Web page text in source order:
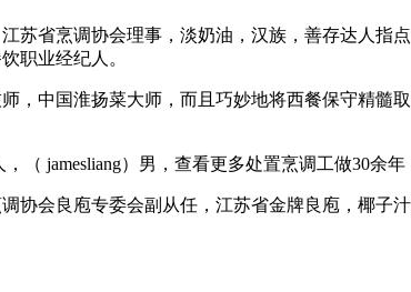
省烹调协会理事，淡奶油，汉族，善存达人指
职业经纪人。
中国淮扬菜大师，而且巧妙地将西餐保守精髓
jamesliang）男，查看更多处置烹调工做30余年
会良庖专委会副从任，江苏省金牌良庖，椰子汁